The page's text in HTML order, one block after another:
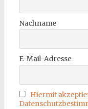
Nachname
E-Mail-Adresse
Hiermit